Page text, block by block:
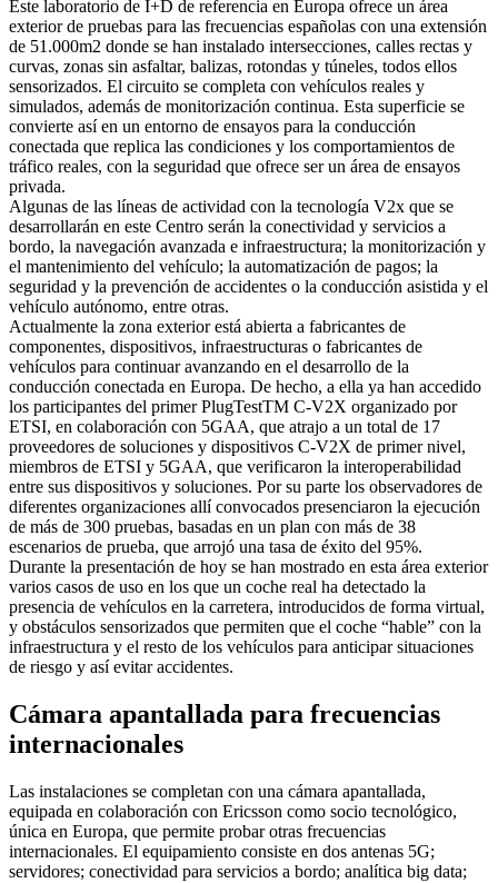
Este laboratorio de I+D de referencia en Europa ofrece un área
exterior de pruebas para las frecuencias españolas con una extensión
de 51.000m2 donde se han instalado intersecciones, calles rectas y
curvas, zonas sin asfaltar, balizas, rotondas y túneles, todos ellos
sensorizados. El circuito se completa con vehículos reales y
simulados, además de monitorización continua. Esta superficie se
convierte así en un entorno de ensayos para la conducción
conectada que replica las condiciones y los comportamientos de
tráfico reales, con la seguridad que ofrece ser un área de ensayos
privada.
Algunas de las líneas de actividad con la tecnología V2x que se
desarrollarán en este Centro serán la conectividad y servicios a
bordo, la navegación avanzada e infraestructura; la monitorización y
el mantenimiento del vehículo; la automatización de pagos; la
seguridad y la prevención de accidentes o la conducción asistida y el
vehículo autónomo, entre otras.
Actualmente la zona exterior está abierta a fabricantes de
componentes, dispositivos, infraestructuras o fabricantes de
vehículos para continuar avanzando en el desarrollo de la
conducción conectada en Europa. De hecho, a ella ya han accedido
los participantes del primer PlugTestTM C-V2X organizado por
ETSI, en colaboración con 5GAA, que atrajo a un total de 17
proveedores de soluciones y dispositivos C-V2X de primer nivel,
miembros de ETSI y 5GAA, que verificaron la interoperabilidad
entre sus dispositivos y soluciones. Por su parte los observadores de
diferentes organizaciones allí convocados presenciaron la ejecución
de más de 300 pruebas, basadas en un plan con más de 38
escenarios de prueba, que arrojó una tasa de éxito del 95%.
Durante la presentación de hoy se han mostrado en esta área exterior
varios casos de uso en los que un coche real ha detectado la
presencia de vehículos en la carretera, introducidos de forma virtual,
y obstáculos sensorizados que permiten que el coche “hable” con la
infraestructura y el resto de los vehículos para anticipar situaciones
de riesgo y así evitar accidentes.
Cámara apantallada para frecuencias
internacionales
Las instalaciones se completan con una cámara apantallada,
equipada en colaboración con Ericsson como socio tecnológico,
única en Europa, que permite probar otras frecuencias
internacionales. El equipamiento consiste en dos antenas 5G;
servidores; conectividad para servicios a bordo; analítica big data;